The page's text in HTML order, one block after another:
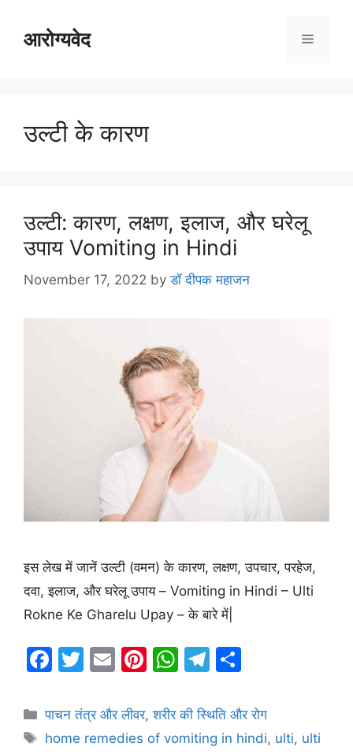
आरोग्यवेद Menu
उल्टी के कारण
उल्टी: कारण, लक्षण, इलाज, और घरेलू
उपाय Vomiting in Hindi
November 17, 2022 byडॉ दीपक महाजन
इस लेख में जानें उल्टी (वमन) के कारण, लक्षण, उपचार, परहेज,
दवा, इलाज, और घरेलू उपाय – Vomiting in Hindi – Ulti
Rokne Ke Gharelu Upay – के बारे में|
F
c
e
T
itt
er
E
ai
l
Pi
er
e
W
at
s
T
e
gr
ar
e
Categories
पाचन तंत्र और लीवर,शरीर की स्थिति और रोग
Tags
home remedies of vomiting in hindi, ulti, ulti